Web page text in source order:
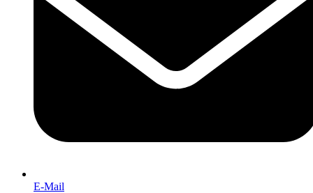
E-Mail